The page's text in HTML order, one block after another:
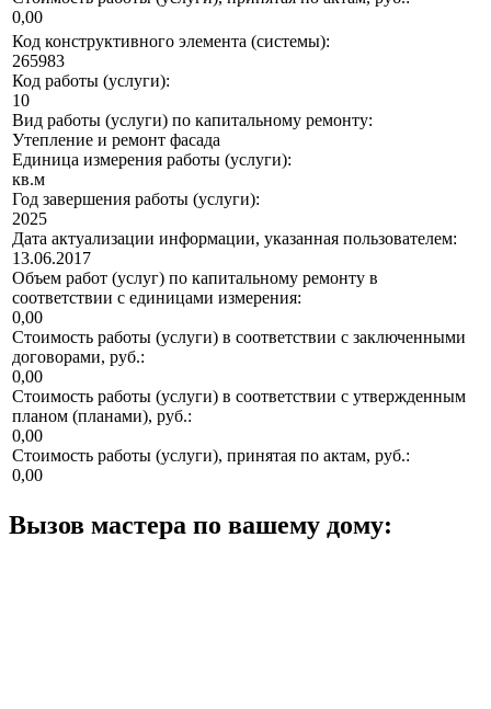
0,00
Код конструктивного элемента (системы):
265983
Код работы (услуги):
10
Вид работы (услуги) по капитальному ремонту:
Утепление и ремонт фасада
Единица измерения работы (услуги):
кв.м
Год завершения работы (услуги):
2025
Дата актуализации информации, указанная пользователем:
13.06.2017
Объем работ (услуг) по капитальному ремонту в
соответствии с единицами измерения:
0,00
Стоимость работы (услуги) в соответствии с заключенными
договорами, руб.:
0,00
Стоимость работы (услуги) в соответствии с утвержденным
планом (планами), руб.:
0,00
Стоимость работы (услуги), принятая по актам, руб.:
0,00
Вызов мастера по вашему дому: